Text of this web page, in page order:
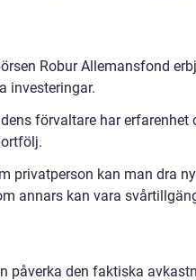
Robur Allemansfond
investeringar.
förvaltare har
privatperson kan man dra
annars kan vara
påverka den faktiska